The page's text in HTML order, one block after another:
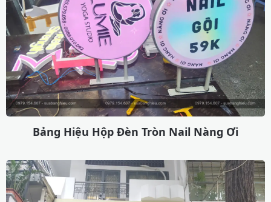
Bảng Hiệu Hộp Đèn Tròn Nail Nàng Ơi